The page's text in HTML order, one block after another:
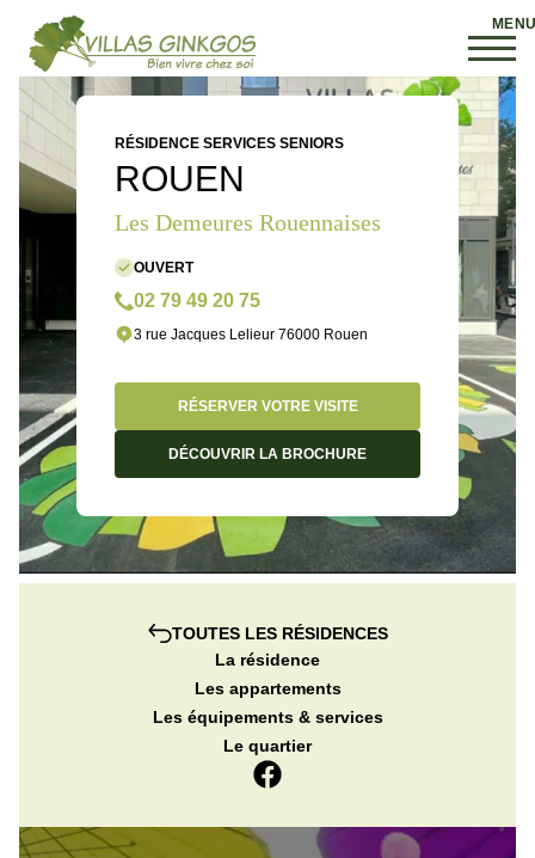
RÉSIDENCE SERVICES SENIORS
ROUEN
Les Demeures Rouennaises
OUVERT
02 79 49 20 75
3 rue Jacques Lelieur 76000 Rouen
RÉSERVER VOTRE VISITE
DÉCOUVRIR LA BROCHURE
TOUTES LES RÉSIDENCES
La résidence
Les appartements
Les équipements & services
Le quartier